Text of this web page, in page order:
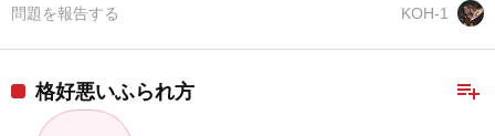
KOH-1
問題を報告する
playlist_add
格好悪いふられ方